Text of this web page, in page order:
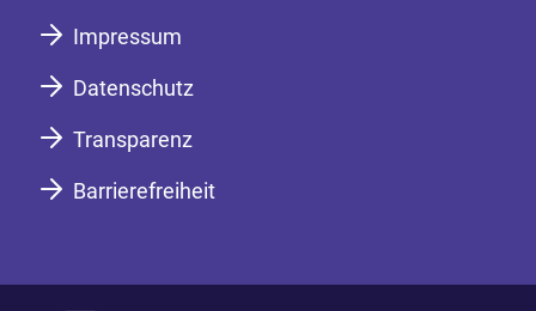
Impressum
Datenschutz
Transparenz
Barrierefreiheit